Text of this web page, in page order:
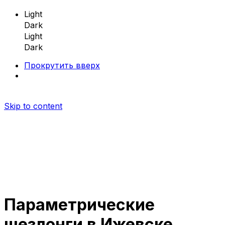
Light
Dark
Light
Dark
Прокрутить вверх
Skip to content
Параметрическая мебель
Параметрические скамейки
Параметрические